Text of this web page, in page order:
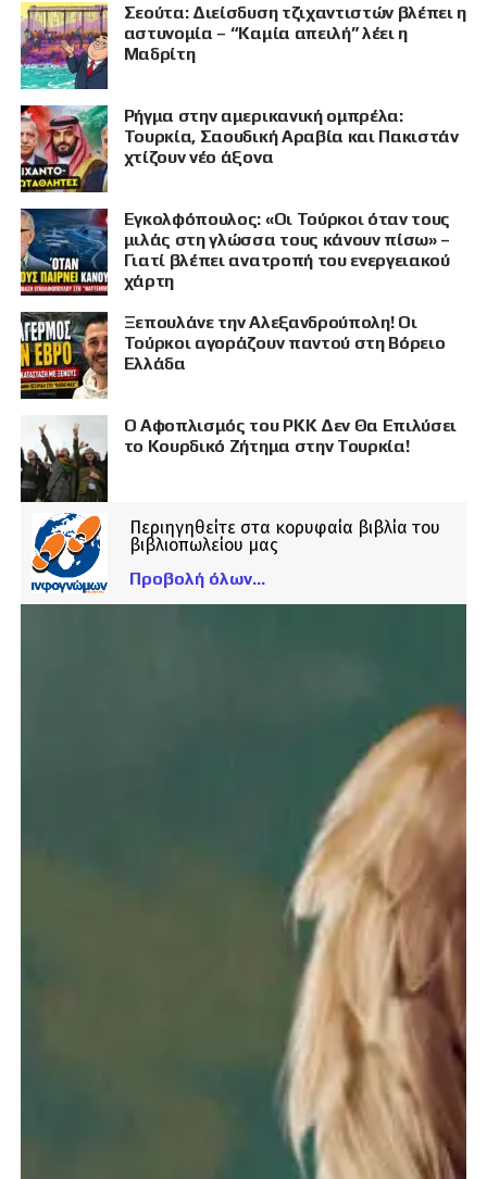
Σεούτα: Διείσδυση τζιχαντιστών βλέπει η
αστυνομία – “Καμία απειλή” λέει η
Μαδρίτη
Ρήγμα στην αμερικανική ομπρέλα:
Τουρκία, Σαουδική Αραβία και Πακιστάν
χτίζουν νέο άξονα
Εγκολφόπουλος: «Οι Τούρκοι όταν τους
μιλάς στη γλώσσα τους κάνουν πίσω» –
Γιατί βλέπει ανατροπή του ενεργειακού
χάρτη
Ξεπουλάνε την Αλεξανδρούπολη! Οι
Τούρκοι αγοράζουν παντού στη Βόρειο
Ελλάδα
Ο Αφοπλισμός του PKK Δεν Θα Επιλύσει
το Κουρδικό Ζήτημα στην Τουρκία!
Περιηγηθείτε στα κορυφαία βιβλία του
βιβλιοπωλείου μας
Προβολή όλων